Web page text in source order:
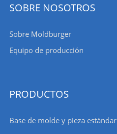
SOBRE NOSOTROS
Sobre Moldburger
Equipo de producción
PRODUCTOS
Base de molde y pieza estándar